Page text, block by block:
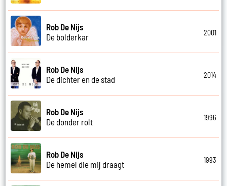
Rob De Nijs
De bolderkar
2001
Rob De Nijs
De dichter en de stad
2014
Rob De Nijs
De donder rolt
1996
Rob De Nijs
De hemel die mij draagt
1993